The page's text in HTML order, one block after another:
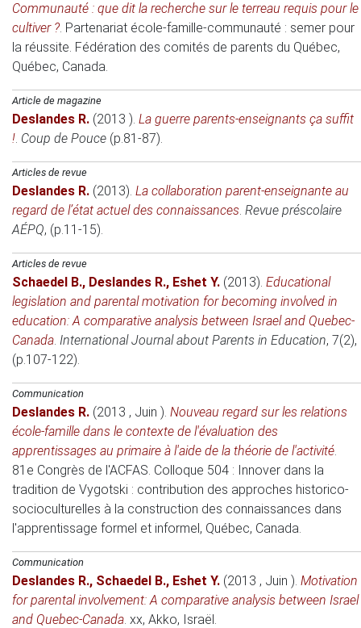
Communauté : que dit la recherche sur le terreau requis pour le
cultiver ?. Partenariat école-famille-communauté : semer pour
la réussite. Fédération des comités de parents du Québec,
Québec, Canada.
Article de magazine
Deslandes R. (2013 ). La guerre parents-enseignants ça suffit
!. Coup de Pouce (p.81-87).
Articles de revue
Deslandes R. (2013). La collaboration parent-enseignante au
regard de l’état actuel des connaissances. Revue préscolaire
AÉPQ, (p.11-15).
Articles de revue
Schaedel B., Deslandes R., Eshet Y. (2013). Educational
legislation and parental motivation for becoming involved in
education: A comparative analysis between Israel and Quebec-
Canada. International Journal about Parents in Education, 7(2),
(p.107-122).
Communication
Deslandes R. (2013 , Juin ). Nouveau regard sur les relations
école-famille dans le contexte de l'évaluation des
apprentissages au primaire à l'aide de la théorie de l'activité.
81e Congrès de l'ACFAS. Colloque 504 : Innover dans la
tradition de Vygotski : contribution des approches historico-
socioculturelles à la construction des connaissances dans
l'apprentissage formel et informel, Québec, Canada.
Communication
Deslandes R., Schaedel B., Eshet Y. (2013 , Juin ). Motivation
for parental involvement: A comparative analysis between Israel
and Quebec-Canada. xx, Akko, Israël.